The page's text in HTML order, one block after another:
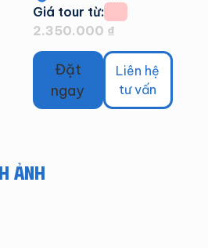
Giá tour từ:
2.350.000 ₫
Đặt
ngay
Liên hệ
tư vấn
ảnh